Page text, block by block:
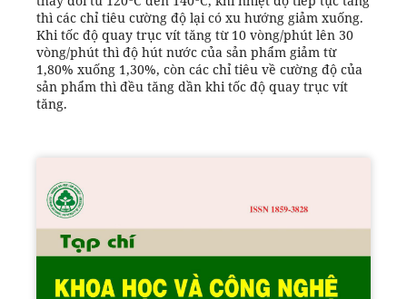
thì các chỉ tiêu cường độ lại có xu hướng giảm xuống.
Khi tốc độ quay trục vít tăng từ 10 vòng/phút lên 30
vòng/phút thì độ hút nước của sản phẩm giảm từ
1,80% xuống 1,30%, còn các chỉ tiêu về cường độ của
sản phẩm thì đều tăng dần khi tốc độ quay trục vít
tăng.